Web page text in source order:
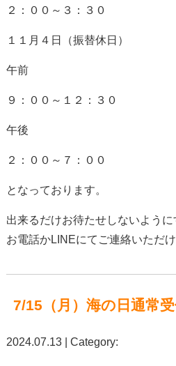
２：００～３：３０
１１月４日（振替休日）
午前
９：００～１２：３０
午後
２：００～７：００
となっております。
出来るだけお待たせしないよう
お電話かLINEにてご連絡いただけ
7/15（月）海の日通常
2024.07.13 | Category: